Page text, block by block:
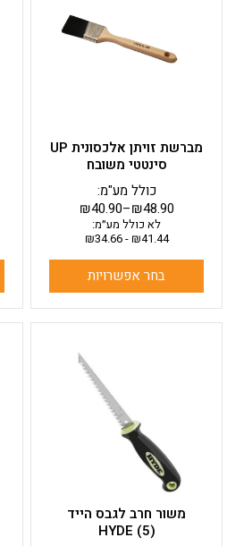
מברשת זויתן אלכסונית UP
סינטטי משובח
₪40.90–₪48.90
כולל מע"מ:
לא כולל מע״מ:
₪41.44
-
₪34.66
בחר אפשרויות
מספר
סוגים.
המוצר
משור חרב לגבס הייד
HYDE (5)